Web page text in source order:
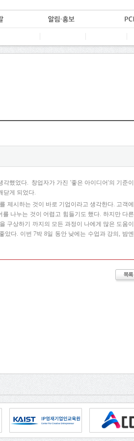
했었다. 창업자가 가진 '좋은 아이디어'의 기준이
닫게 되었다.
제시하는 것이 바로 기업이라고 생각한다. 고객에
나누는 것이 어렵고 힘들기도 했다. 하지만 다른
구상하기 까지의 모든 과정이 나에게 많은 도움이
다. 이번 7박 8일 동안 낮에는 수업과 강의, 밤엔